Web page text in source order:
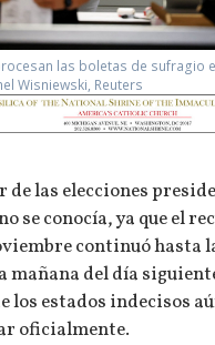
las boletas de sufragio
Wisniewski, Reuters
de las elecciones
se conocía, ya que el
continuó hasta
mañana del día
los estados indecisos
oficialmente.